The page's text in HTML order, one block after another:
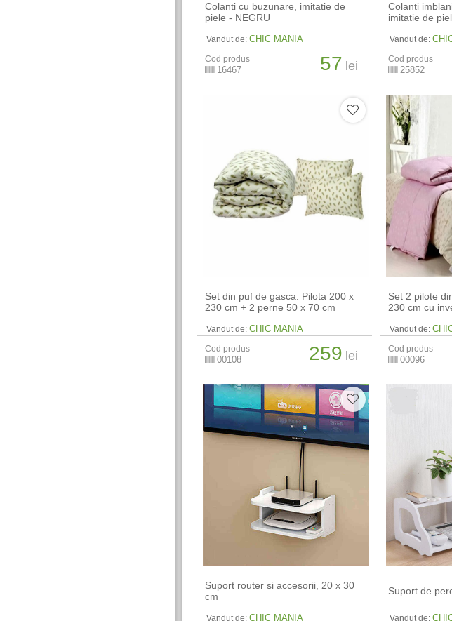
Colanti cu buzunare, imitatie de
piele - NEGRU
Vandut de: CHIC MANIA
Cod produs
16467 57 lei
Colanti
imitatie de
Vandut de:
Cod produs
25852
Set din puf de gasca: Pilota 200 x
230 cm + 2 perne 50 x 70 cm
Vandut de: CHIC MANIA
Cod produs
00108 259 lei
Set 2 pilote
230 cm cu
Vandut de:
Cod produs
00096
Suport router si accesorii, 20 x 30
cm
Vandut de: CHIC MANIA
Suport de
Vandut de: